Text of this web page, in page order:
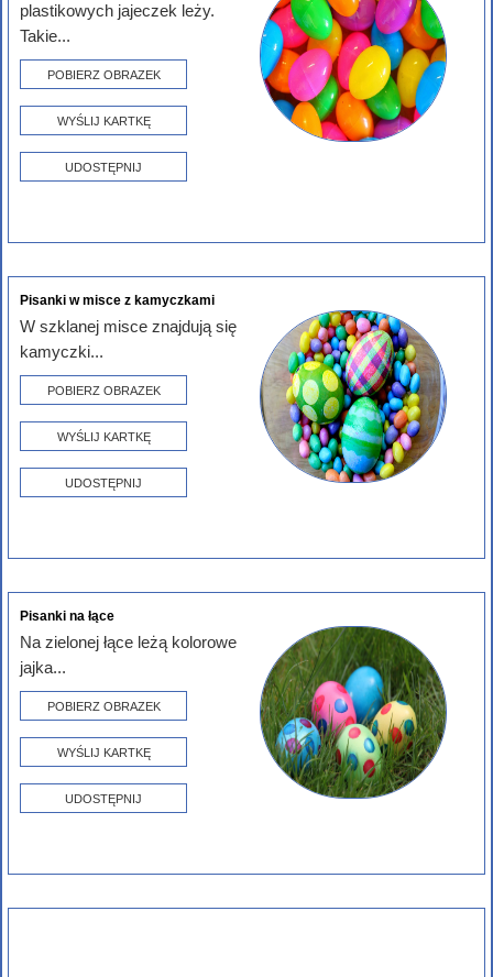
plastikowych jajeczek leży.
Takie...
POBIERZ OBRAZEK
WYŚLIJ KARTKĘ
UDOSTĘPNIJ
Pisanki w misce z kamyczkami
W szklanej misce znajdują się
kamyczki...
POBIERZ OBRAZEK
WYŚLIJ KARTKĘ
UDOSTĘPNIJ
Pisanki na łące
Na zielonej łące leżą kolorowe
jajka...
POBIERZ OBRAZEK
WYŚLIJ KARTKĘ
UDOSTĘPNIJ